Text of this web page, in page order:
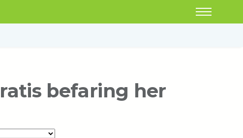
befaring her